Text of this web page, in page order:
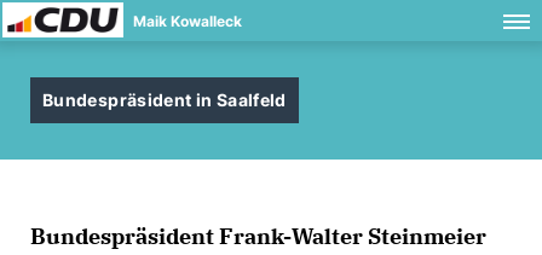
Maik Kowalleck
Bundespräsident in Saalfeld
Bundespräsident Frank-Walter Steinmeier